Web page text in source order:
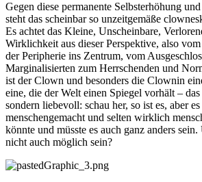
Gegen diese permanente Selbsterhöhung
steht das scheinbar so unzeitgemäße
Es achtet das Kleine, Unscheinbare,
Wirklichkeit aus dieser Perspektive, also
der Peripherie ins Zentrum, vom
Marginalisierten zum Herrschenden und
ist der Clown und besonders die Clownin
eine, die der Welt einen Spiegel vorhält –
sondern liebevoll: schau her, so ist es, aber
menschengemacht und selten wirklich
könnte und müsste es auch ganz anders
nicht auch möglich sein?